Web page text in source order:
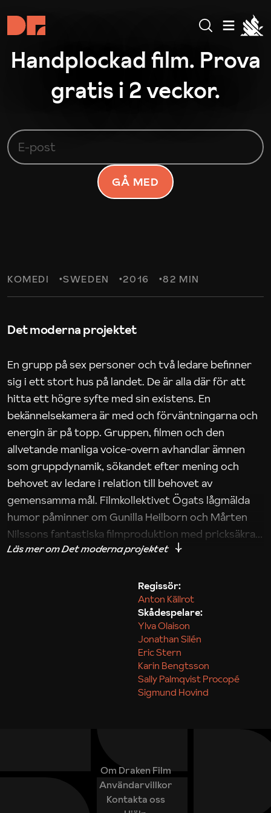
Handplockad film. Prova
gratis i 2 veckor.
GÅ MED
KOMEDI SWEDEN 2016 82 MIN
Det moderna projektet
En grupp på sex personer och två ledare befinner
sig i ett stort hus på landet. De är alla där för att
hitta ett högre syfte med sin existens. En
bekännelsekamera är med och förväntningarna och
energin är på topp. Gruppen, filmen och den
allvetande manliga voice-overn avhandlar ämnen
som gruppdynamik, sökandet efter mening och
behovet av ledare i relation till behovet av
gemensamma mål. Filmkollektivet Ögats lågmälda
humor påminner om Gunilla Heilborn och Mårten
Nilssons fantastiska filmproduktion med pricksäkra
iakttagelser om hur svårt det kan vara att omsätta
Regissör:
Anton Källrot
Skådespelare:
Ylva Olaison
Jonathan Silén
Eric Stern
Karin Bengtsson
Sally Palmqvist Procopé
Sigmund Hovind
Om Draken Film
Användarvillkor
Kontakta oss